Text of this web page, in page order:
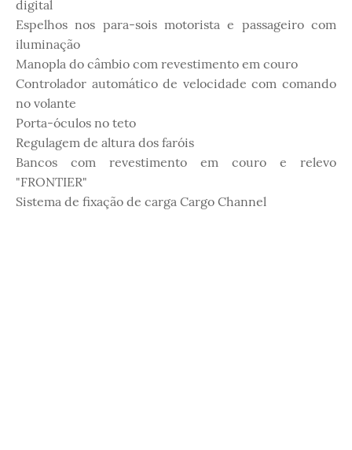
digital
Espelhos nos para-sois motorista e passageiro com
iluminação
Manopla do câmbio com revestimento em couro
Controlador automático de velocidade com comando
no volante
Porta-óculos no teto
Regulagem de altura dos faróis
Bancos com revestimento em couro e relevo
"FRONTIER"
Sistema de fixação de carga Cargo Channel